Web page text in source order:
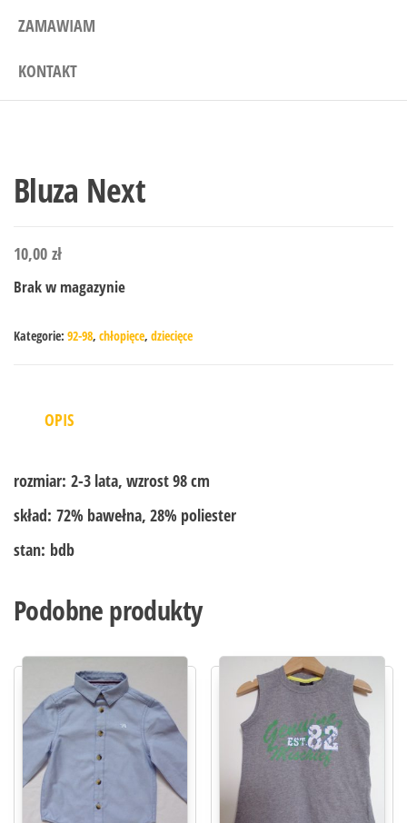
ZAMAWIAM
KONTAKT
Bluza Next
10,00 zł
Brak w magazynie
Kategorie: 92-98, chłopięce, dziecięce
OPIS
rozmiar: 2-3 lata, wzrost 98 cm
skład: 72% bawełna, 28% poliester
stan: bdb
Podobne produkty